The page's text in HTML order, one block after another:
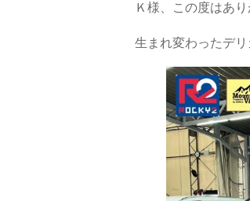
Ｋ様、この度はあり
生まれ変わったデ